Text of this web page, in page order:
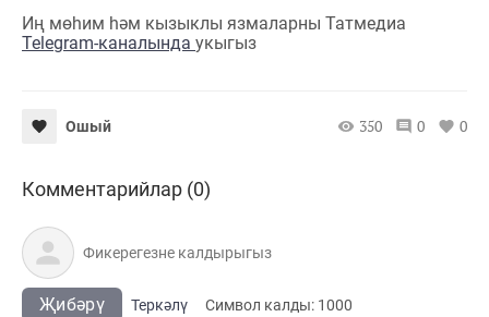
Иң мөһим һәм кызыклы язмаларны Татмедиа
Telegram-каналында укыгыз
Ошый 350 0 0
Комментарийлар (0)
Җибәрү Теркәлү Cимвол калды: 1000